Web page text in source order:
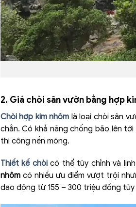
2. Giá chòi sân vườn bằng hợp
Chòi hợp kim nhôm là loại chòi sân
chắn. Có khả năng chống bão lên
thi công nền móng.
Thiết kế chòicó thể tùy chỉnh và
nhômcó nhiều ưu điểm vượt trội
dao động từ 155 – 300 triệu đồng